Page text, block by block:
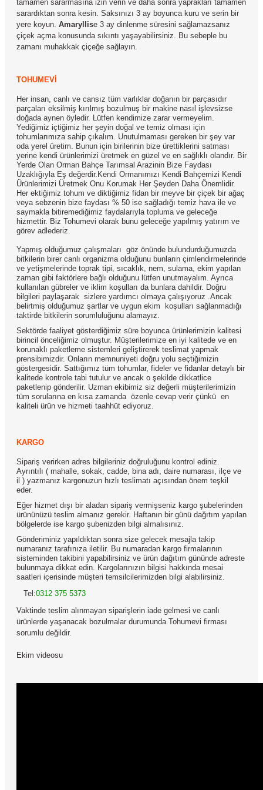
tamamen sararmasına izin verin ve daha sonra yaprakları tamamen
sarardıktan sonra kesin. Saksınızı 3 ay boyunca kuru ve serin bir
yere koyun. Amaryllise 3 ay dinlenme süresini sağlamazsanız
çiçek açma konusunda sıkıntı yaşayabilirsiniz. Bu sebeple bu
zamanı muhakkak çiçeğe sağlayın.
TOHUMEVİ
Her insan, canlı ve cansız tüm varlıklar doğanın bir parçasıdır
parçaları eksilmiş kırılmış bozulmuş bir makine nasıl işlevsizse
doğada aynen öyledir. Lütfen kendimize zarar vermeyelim.
Yediğimiz içtiğimiz her şeyin doğal ve temiz olması için
tohumlarımıza sahip çıkalım. Unutulmaması gereken bir şey var
oda yerel üretim. Bunun için birilerinin bize ürettiklerini satması
yerine kendi ürünlerimizi üretmek en güzel ve en sağlıklı olandır. Bir
Yerde Olan Orman Bahçe Tarımsal Arazinin Bize Faydası
Uzaklığıyla Eş değerdir.Kendi Ormanımızı Kendi Bahçemizi Kendi
Ürünlerimizi Üretmek Onu Korumak Her Şeyden Daha Önemlidir.
Her ektiğimiz tohum ve diktiğimiz fidan bir meyve bir çiçek bir ağaç
veya sebzenin bize faydası % 50 ise sağladığı temiz hava ile ve
saymakla bitiremediğimiz faydalarıyla topluma ve geleceğe
hizmettir. Biz Tohumevi olarak bunu geleceğe yapılmış yatırım ve
görev adlederiz.
Yapmış olduğumuz çalışmaları göz önünde bulundurduğumuzda
bitkilerin birer canlı organizma olduğunu bunların çimlendirmelerinde
ve yetişmelerinde toprak tipi, sıcaklık, nem, sulama, ekim yapılan
zaman gibi faktörlere bağlı olduğunu lütfen unutmayalım. Ayrıca
kullanılan gübreler ve iklim koşulları da bunlara dahildir. Doğru
bilgileri paylaşarak sizlere yardımcı olmaya çalışıyoruz .Ancak
belirtmiş olduğumuz şartlar ve uygun ekim koşulları sağlanmadığı
taktirde bitkilerin sorumluluğunu alamayız.
Sektörde faaliyet gösterdiğimiz süre boyunca ürünlerimizin kalitesi
birincil önceliğimiz olmuştur. Müşterilerimize en iyi kalitede ve en
korunaklı paketleme sistemleri geliştirerek teslimat yapmak
prensibimizdir. Onların memnuniyeti doğru yolu seçtiğimizin
göstergesidir. Sattığımız tüm tohumlar, fideler ve fidanlar detaylı bir
kalitede kontrole tabi tutulur ve ancak o şekilde dikkatlice
paketlenip gönderilir. Uzman ekibimiz siz değerli müşterilerimizin
tüm sorularına en kısa zamanda özenle cevap verir çünkü en
kaliteli ürün ve hizmeti taahhüt ediyoruz.
KARGO
Sipariş verirken adres bilgileriniz doğruluğunu kontrol ediniz.
Ayrıntılı ( mahalle, sokak, cadde, bina adı, daire numarası, ilçe ve
il ) yazmanız kargonuzun hızlı teslimatı açısından önem teşkil
eder.
Eğer hizmet dışı bir aladan sipariş vermişseniz kargo şubelerinden
ürününüzü teslim almanız gerekir. Haftanın bir günü dağıtım yapılan
bölgelerde ise kargo şubenizden bilgi almalısınız.
Gönderiminiz yapıldıktan sonra size gelecek mesajla takip
numaranız tarafınıza iletilir. Bu numaradan kargo firmalarının
sisteminden takibini yapabilirsiniz ve ürün dağıtım gününde adreste
bulunmaya dikkat edin. Kargolarınızın bilgisi hakkında mesai
saatleri içerisinde müşteri temsilcilerimizden bilgi alabilirsiniz.
Tel:0312 375 5373
Vaktinde teslim alınmayan siparişlerin iade gelmesi ve canlı
ürünlerde yaşanacak bozulmalar durumunda Tohumevi firması
sorumlu değildir.
Ekim videosu